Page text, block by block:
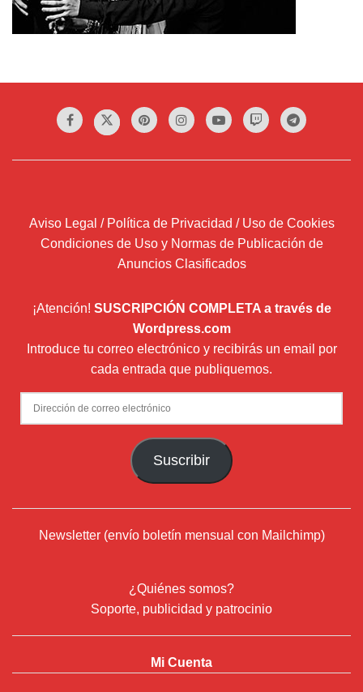
Aviso Legal / Política de Privacidad / Uso de Cookies
Condiciones de Uso y Normas de Publicación de
Anuncios Clasificados
¡Atención! SUSCRIPCIÓN COMPLETA a través de
Wordpress.com
Introduce tu correo electrónico y recibirás un email por
cada entrada que publiquemos.
Dirección
de
Suscribir
Newsletter (envío boletín mensual con Mailchimp)
¿Quiénes somos?
Soporte, publicidad y patrocinio
Mi Cuenta